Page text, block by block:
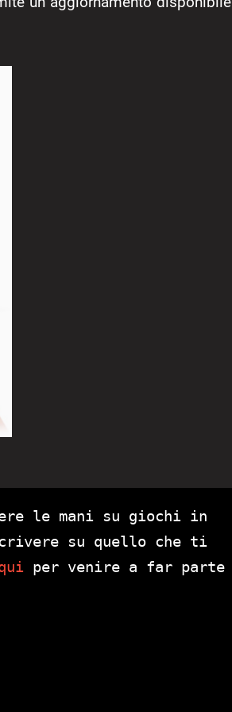
le mani su giochi in
su quello che ti
per venire a far parte